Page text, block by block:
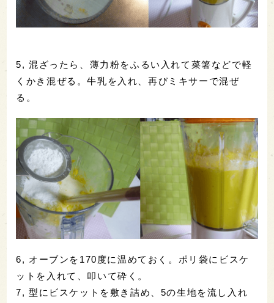
5, 混ざったら、薄力粉をふるい入れて菜箸などで軽
くかき混ぜる。牛乳を入れ、再びミキサーで混ぜ
る。
6, オーブンを170度に温めておく。ポリ袋にビスケ
ットを入れて、叩いて砕く。
7, 型にビスケットを敷き詰め、5の生地を流し入れ